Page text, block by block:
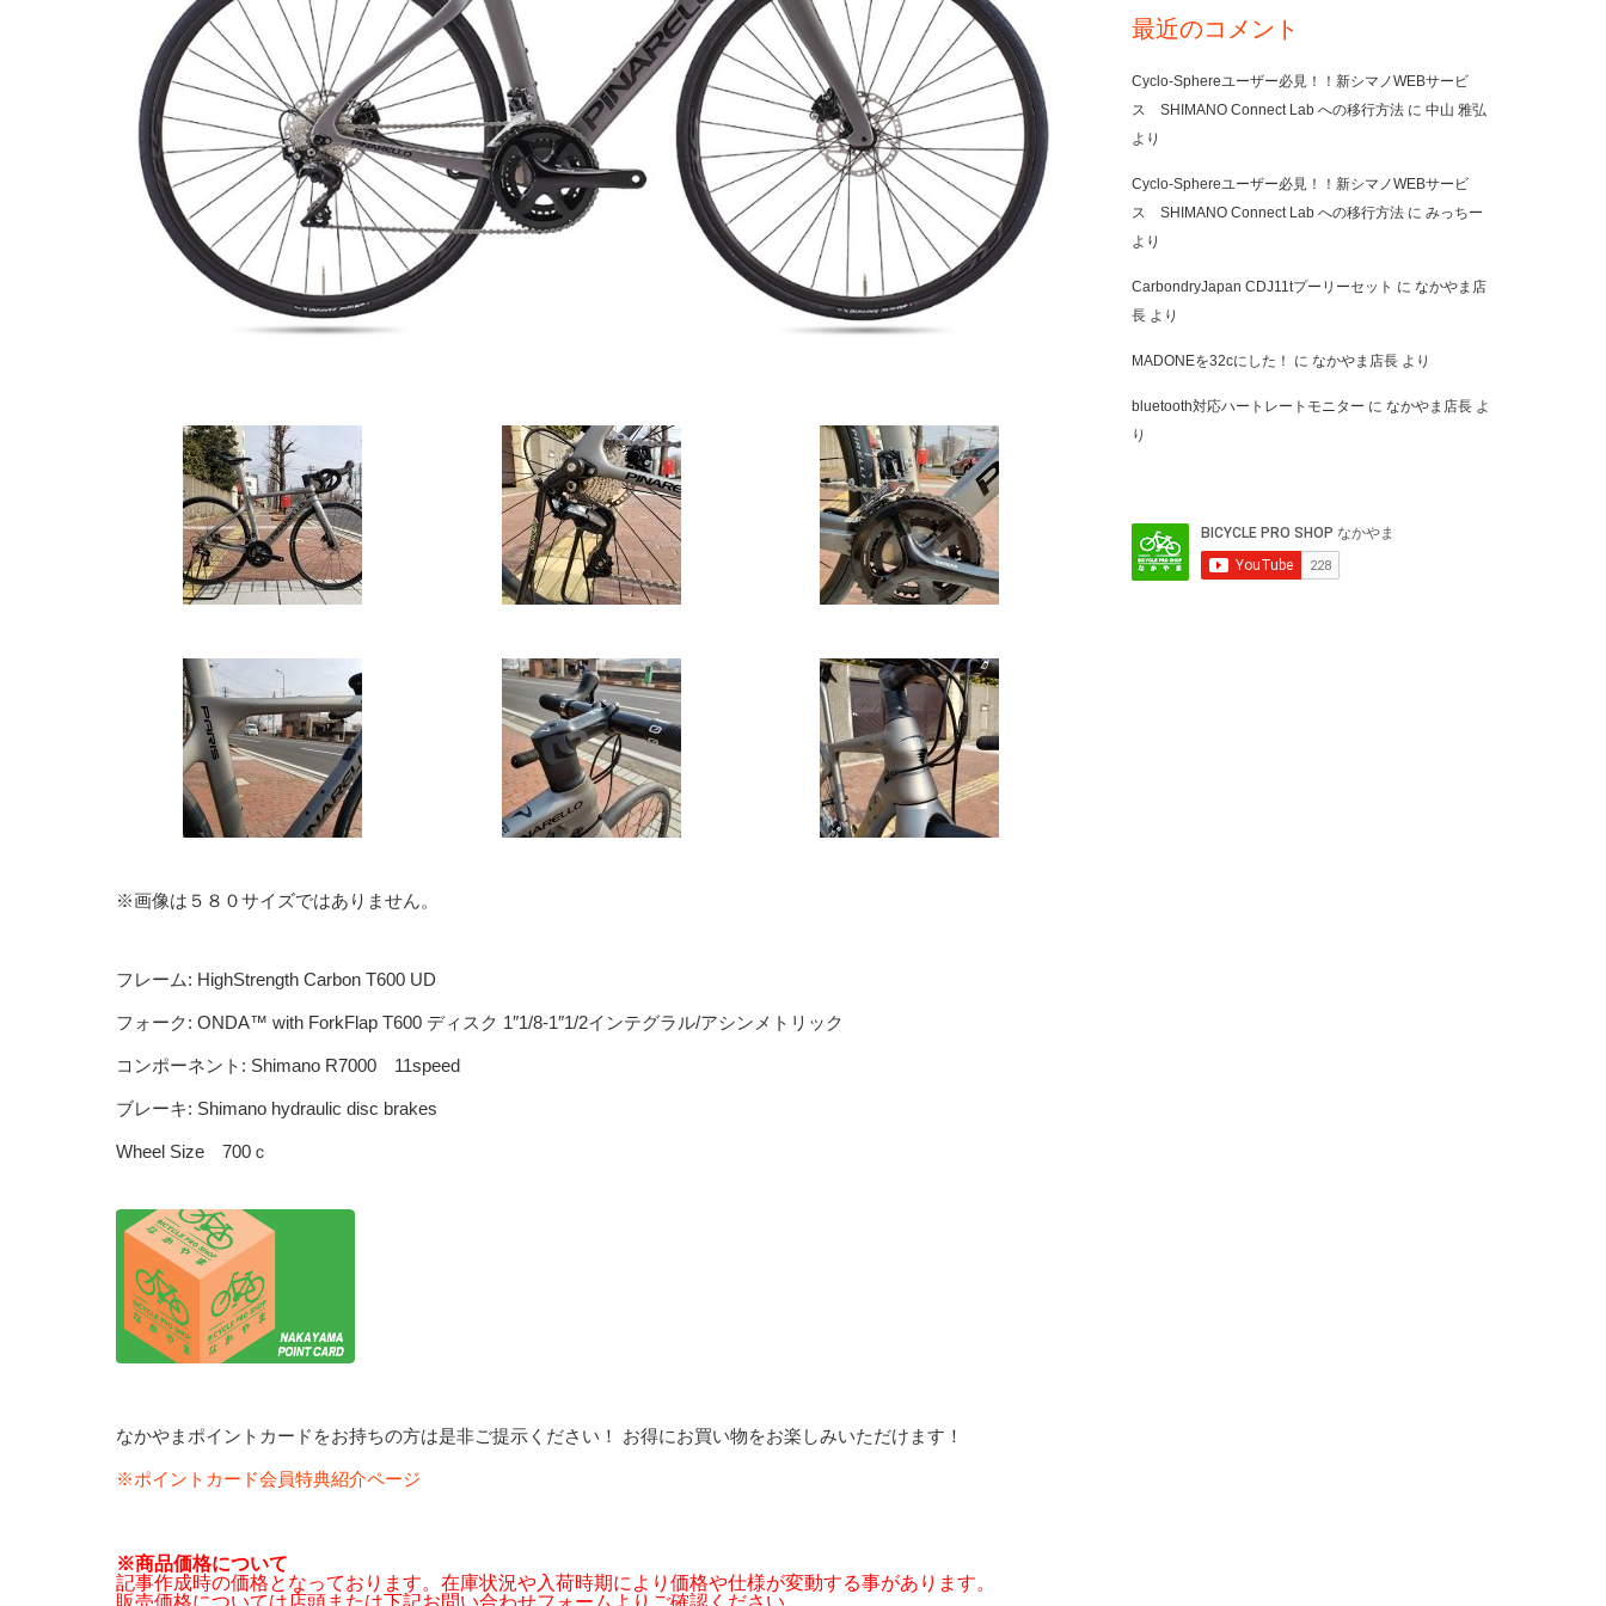
※画像は５８０サイズではありません。
フレーム: HighStrength Carbon T600 UD
フォーク: ONDA™ with ForkFlap T600 ディスク 1″1/8-1″1/2インテグラル/アシンメトリック
コンポーネント: Shimano R7000 11speed
ブレーキ: Shimano hydraulic disc brakes
Wheel Size 700ｃ
なかやまポイントカードをお持ちの方は是非ご提示ください！ お得にお買い物をお楽しみいただけます！
※ポイントカード会員特典紹介ページ
※商品価格について
記事作成時の価格となっております。在庫状況や入荷時期により価格や仕様が変動する事があります。
最近のコメント
Cyclo-Sphereユーザー必見！！新シマノWEBサービ
ス SHIMANO Connect Lab への移行方法 に 中山 雅弘
より
Cyclo-Sphereユーザー必見！！新シマノWEBサービ
ス SHIMANO Connect Lab への移行方法 に みっちー
より
CarbondryJapan CDJ11tプーリーセット に なかやま店
長 より
MADONEを32cにした！ に なかやま店長 より
bluetooth対応ハートレートモニター に なかやま店長 よ
り